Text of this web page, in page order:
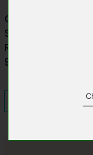
Gala Poétique
Salle George
Rue du
97110 Pointe-à-